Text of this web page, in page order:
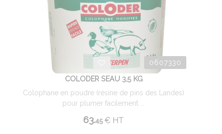
0607330
COLODER SEAU 3,5 KG
Colophane en poudre (résine de pins des Landes)
pour plumer facilement ...
63.45 € HT